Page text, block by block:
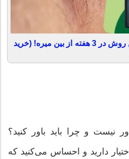
جای هر زخم و بخیه با این روش در 3 هفته از بین میره! (خرید
نیست و چرا باید باور کنید؟
دارید و احساس می‌کنید که